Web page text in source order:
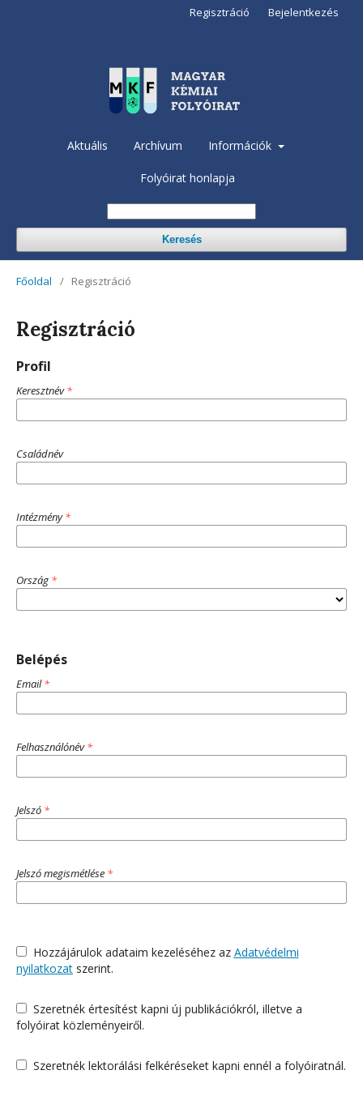
Aktuális Archívum Információk
Folyóirat honlapja
Keresés
Regisztráció Bejelentkezés
Főoldal / Regisztráció
Regisztráció
Profil
Keresztnév*
Családnév
Intézmény*
Ország *
Belépés
Email*
Felhasználónév*
Jelszó *
Jelszó megismétlése *
Hozzájárulok adataim kezeléséhez az Adatvédelmi
nyilatkozat szerint.
folyóirat közleményeiről.
Szeretnék lektorálási felkéréseket kapni ennél a folyóiratnál.